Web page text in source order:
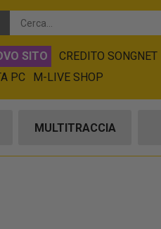
SITO CREDITO SONGNET
PC M-LIVE SHOP
MULTITRACCIA